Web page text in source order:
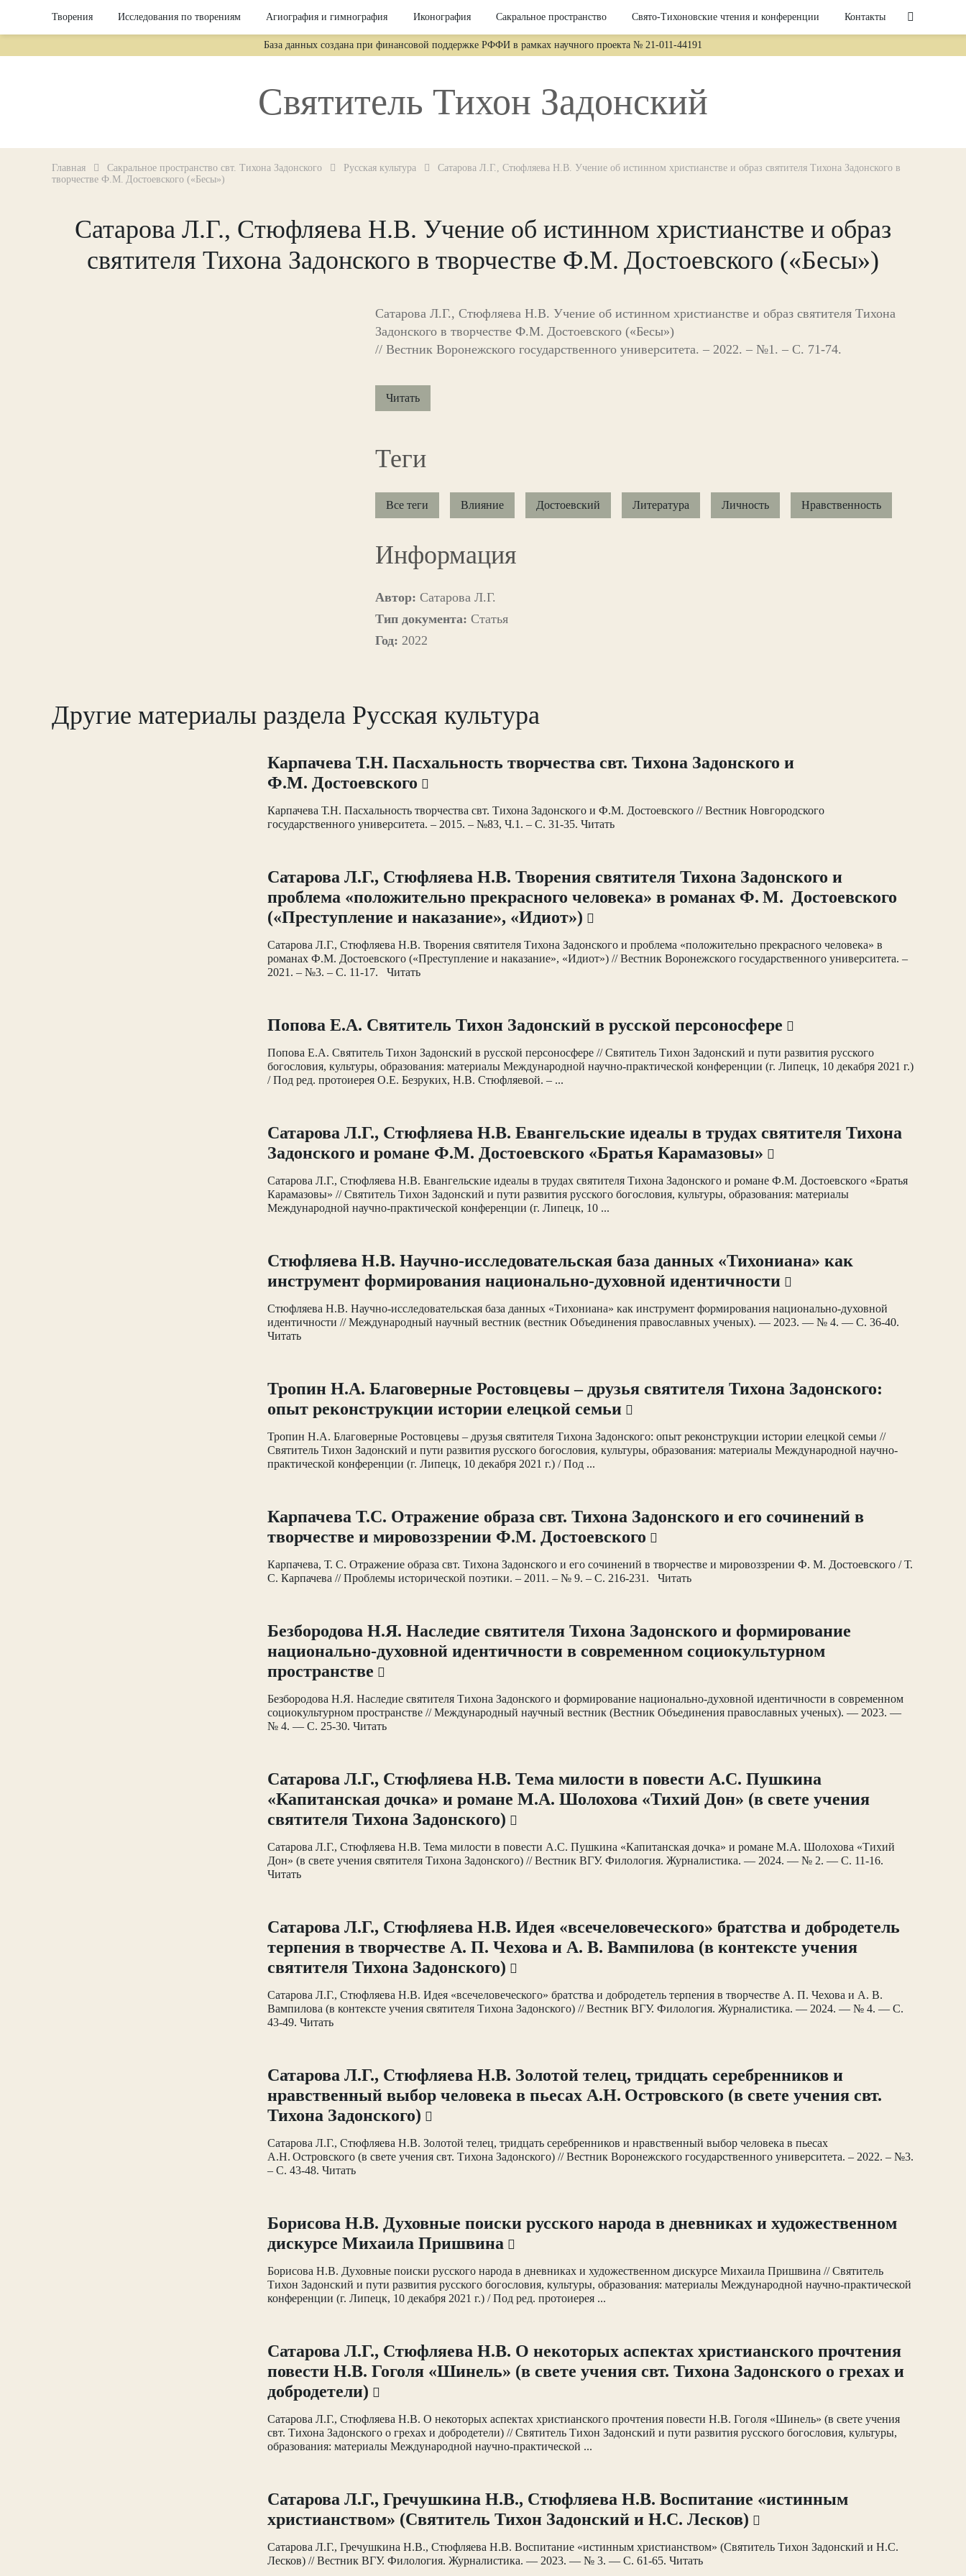
Творения Исследования по творениям Агиография и гимнография Иконография Сакральное пространство Свято-Тихоновские чтения и конференции Контакты
База данных создана при финансовой поддержке РФФИ в рамках научного проекта № 21-011-44191
Святитель Тихон Задонский
Главная Сакральное пространство свт. Тихона Задонского Русская культура
Сатарова Л.Г., Стюфляева Н.В. Учение об истинном христианстве и образ святителя Тихона Задонского в
творчестве Ф.М. Достоевского («Бесы»)
Сатарова Л.Г., Стюфляева Н.В. Учение об истинном христианстве и образ
святителя Тихона Задонского в творчестве Ф.М. Достоевского («Бесы»)
Сатарова Л.Г., Стюфляева Н.В. Учение об истинном христианстве и образ святителя Тихона
Задонского в творчестве Ф.М. Достоевского («Бесы»)
// Вестник Воронежского государственного университета. – 2022. – №1. – С. 71-74.
Читать
Теги
Все теги Влияние Достоевский Литература Личность Нравственность
Информация
Автор: Сатарова Л.Г.
Тип документа: Статья
Год: 2022
Другие материалы раздела Русская культура
Карпачева Т.Н. Пасхальность творчества свт. Тихона Задонского и
Ф.М. Достоевского
Карпачева Т.Н. Пасхальность творчества свт. Тихона Задонского и Ф.М. Достоевского // Вестник Новгородского
государственного университета. – 2015. – №83, Ч.1. – С. 31-35. Читать
Сатарова Л.Г., Стюфляева Н.В. Творения святителя Тихона Задонского и
проблема «положительно прекрасного человека» в романах Ф. М. Достоевского
(«Преступление и наказание», «Идиот»)
Сатарова Л.Г., Стюфляева Н.В. Творения святителя Тихона Задонского и проблема «положительно прекрасного человека» в
романах Ф.М. Достоевского («Преступление и наказание», «Идиот») // Вестник Воронежского государственного университета. –
2021. – №3. – С. 11-17. Читать
Попова Е.А. Святитель Тихон Задонский в русской персоносфере
Попова Е.А. Святитель Тихон Задонский в русской персоносфере // Святитель Тихон Задонский и пути развития русского
богословия, культуры, образования: материалы Международной научно-практической конференции (г. Липецк, 10 декабря 2021 г.)
/ Под ред. протоиерея О.Е. Безруких, Н.В. Стюфляевой. – ...
Сатарова Л.Г., Стюфляева Н.В. Евангельские идеалы в трудах святителя Тихона
Задонского и романе Ф.М. Достоевского «Братья Карамазовы»
Сатарова Л.Г., Стюфляева Н.В. Евангельские идеалы в трудах святителя Тихона Задонского и романе Ф.М. Достоевского «Братья
Карамазовы» // Святитель Тихон Задонский и пути развития русского богословия, культуры, образования: материалы
Международной научно-практической конференции (г. Липецк, 10 ...
Стюфляева Н.В. Научно-исследовательская база данных «Тихониана» как
инструмент формирования национально-духовной идентичности
Стюфляева Н.В. Научно-исследовательская база данных «Тихониана» как инструмент формирования национально-духовной
идентичности // Международный научный вестник (вестник Объединения православных ученых). — 2023. — № 4. — С. 36-40.
Читать
Тропин Н.А. Благоверные Ростовцевы – друзья святителя Тихона Задонского:
опыт реконструкции истории елецкой семьи
Тропин Н.А. Благоверные Ростовцевы – друзья святителя Тихона Задонского: опыт реконструкции истории елецкой семьи //
Святитель Тихон Задонский и пути развития русского богословия, культуры, образования: материалы Международной научно-
практической конференции (г. Липецк, 10 декабря 2021 г.) / Под ...
Карпачева Т.С. Отражение образа свт. Тихона Задонского и его сочинений в
творчестве и мировоззрении Ф.М. Достоевского
Карпачева, Т. С. Отражение образа свт. Тихона Задонского и его сочинений в творчестве и мировоззрении Ф. М. Достоевского / Т.
С. Карпачева // Проблемы исторической поэтики. – 2011. – № 9. – С. 216-231. Читать
Безбородова Н.Я. Наследие святителя Тихона Задонского и формирование
национально-духовной идентичности в современном социокультурном
пространстве
Безбородова Н.Я. Наследие святителя Тихона Задонского и формирование национально-духовной идентичности в современном
социокультурном пространстве // Международный научный вестник (Вестник Объединения православных ученых). — 2023. —
№ 4. — С. 25-30. Читать
Сатарова Л.Г., Стюфляева Н.В. Тема милости в повести А.С. Пушкина
«Капитанская дочка» и романе М.А. Шолохова «Тихий Дон» (в свете учения
святителя Тихона Задонского)
Сатарова Л.Г., Стюфляева Н.В. Тема милости в повести А.С. Пушкина «Капитанская дочка» и романе М.А. Шолохова «Тихий
Дон» (в свете учения святителя Тихона Задонского) // Вестник ВГУ. Филология. Журналистика. — 2024. — № 2. — С. 11-16.
Читать
Сатарова Л.Г., Стюфляева Н.В. Идея «всечеловеческого» братства и добродетель
терпения в творчестве А. П. Чехова и А. В. Вампилова (в контексте учения
святителя Тихона Задонского)
Сатарова Л.Г., Стюфляева Н.В. Идея «всечеловеческого» братства и добродетель терпения в творчестве А. П. Чехова и А. В.
Вампилова (в контексте учения святителя Тихона Задонского) // Вестник ВГУ. Филология. Журналистика. — 2024. — № 4. — С.
43-49. Читать
Сатарова Л.Г., Стюфляева Н.В. Золотой телец, тридцать серебренников и
нравственный выбор человека в пьесах А.Н. Островского (в свете учения свт.
Тихона Задонского)
Сатарова Л.Г., Стюфляева Н.В. Золотой телец, тридцать серебренников и нравственный выбор человека в пьесах
А.Н. Островского (в свете учения свт. Тихона Задонского) // Вестник Воронежского государственного университета. – 2022. – №3.
– С. 43-48. Читать
Борисова Н.В. Духовные поиски русского народа в дневниках и художественном
дискурсе Михаила Пришвина
Борисова Н.В. Духовные поиски русского народа в дневниках и художественном дискурсе Михаила Пришвина // Святитель
Тихон Задонский и пути развития русского богословия, культуры, образования: материалы Международной научно-практической
конференции (г. Липецк, 10 декабря 2021 г.) / Под ред. протоиерея ...
Сатарова Л.Г., Стюфляева Н.В. О некоторых аспектах христианского прочтения
повести Н.В. Гоголя «Шинель» (в свете учения свт. Тихона Задонского о грехах и
добродетели)
Сатарова Л.Г., Стюфляева Н.В. О некоторых аспектах христианского прочтения повести Н.В. Гоголя «Шинель» (в свете учения
свт. Тихона Задонского о грехах и добродетели) // Святитель Тихон Задонский и пути развития русского богословия, культуры,
образования: материалы Международной научно-практической ...
Сатарова Л.Г., Гречушкина Н.В., Стюфляева Н.В. Воспитание «истинным
христианством» (Святитель Тихон Задонский и Н.С. Лесков)
Сатарова Л.Г., Гречушкина Н.В., Стюфляева Н.В. Воспитание «истинным христианством» (Святитель Тихон Задонский и Н.С.
Лесков) // Вестник ВГУ. Филология. Журналистика. — 2023. — № 3. — С. 61-65. Читать